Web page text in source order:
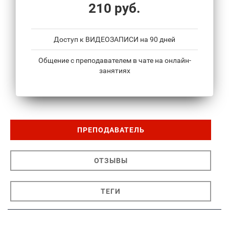
210 руб.
Доступ к ВИДЕОЗАПИСИ на 90 дней
Общение с преподавателем в чате на онлайн-
занятиях
ПРЕПОДАВАТЕЛЬ
ОТЗЫВЫ
ТЕГИ